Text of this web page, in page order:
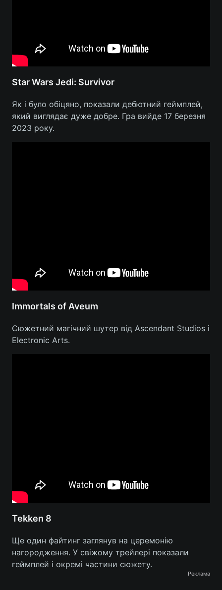
Star Wars Jedi: Survivor
Як і було обіцяно, показали дебютний геймплей,
який виглядає дуже добре. Гра вийде 17 березня
2023 року.
Immortals of Aveum
Сюжетний магічний шутер від Ascendant Studios і
Electronic Arts.
Tekken 8
Ще один файтинг заглянув на церемонію
нагородження. У свіжому трейлері показали
геймплей і окремі частини сюжету.
Реклама